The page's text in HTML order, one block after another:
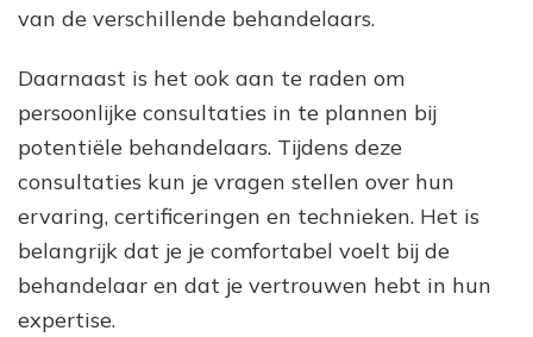
van de verschillende behandelaars.
Daarnaast is het ook aan te raden om
persoonlijke consultaties in te plannen bij
potentiële behandelaars. Tijdens deze
consultaties kun je vragen stellen over hun
ervaring, certificeringen en technieken. Het is
belangrijk dat je je comfortabel voelt bij de
behandelaar en dat je vertrouwen hebt in hun
expertise.